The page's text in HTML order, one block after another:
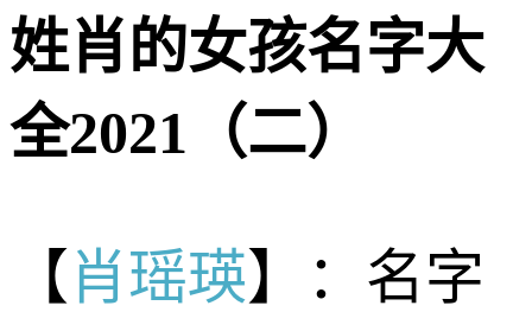
姓肖的女孩名字大
全2021（二）
【 肖瑶瑛】：名字